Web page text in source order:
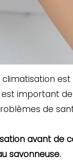
climatisation est
est important
de
avant de
savonneuse.